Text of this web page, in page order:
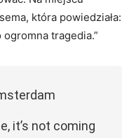
która powiedziała:
tragedia.”
it’s not coming